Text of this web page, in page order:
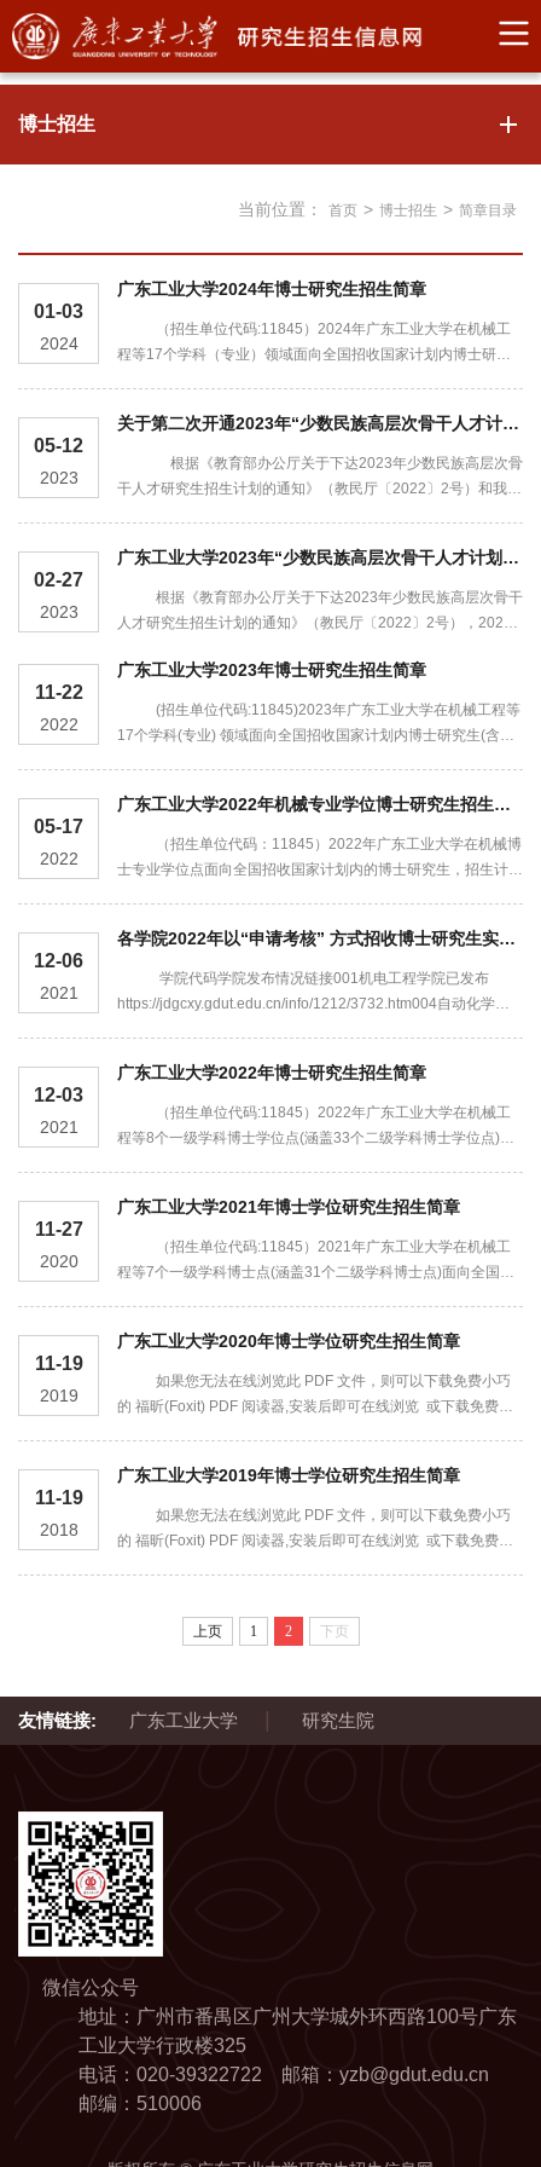
博士招生
当前位置： 首页 > 博士招生 > 简章目录
01-03
2024
广东工业大学2024年博士研究生招生简章
（招生单位代码:11845）2024年广东工业大学在机械工
程等17个学科（专业）领域面向全国招收国家计划内博士研究
宽广的基础理论和系统深入的专业知识，具有独立从事科学研究
工作的能力，在科学或专门技术上做出创造性成果的高级专门人
才。二、报考条件学术学位博士研究生采用直接攻博、硕博连读
05-12
2023
关于第二次开通2023年“少数民族高层次骨干人才计划”博士学位研究生招生报名系统的通知
根据《教育部办公厅关于下达2023年少数民族高层次骨
干人才研究生招生计划的通知》（教民厅〔2022〕2号）和我校
（yz.chsi.com.cn/bsbm）。 一、招生计划 “少数民族高层次
骨干人才研究生招生计划”（以下简称“骨干计划”）是国家定向培
养专项招生计划。2023年我校“骨干计划”博士研究生招生专业为
02-27
2023
广东工业大学2023年“少数民族高层次骨干人才计划”博士研究生招生简章
根据《教育部办公厅关于下达2023年少数民族高层次骨干
人才研究生招生计划的通知》（教民厅〔2022〕2号），2023
士学位研究生（专业学位）。一、招生计划 “少数民族高层次骨
干人才研究生招生计划”（以下简称“骨干计划”）是国家定向培养
专项招生计划。2023年我校计划招收“骨干计划”博士研究生6
全部考生...
11-22
2022
广东工业大学2023年博士研究生招生简章
(招生单位代码:11845)2023年广东工业大学在机械工程等
17个学科(专业) 领域面向全国招收国家计划内博士研究生(含学
理论和系统深入的专业知识，具有独立从事科学研究工作的能
力，在科学或专门技术上做出创造性成果的高级专门人才。二、
报考条件学术学位博士研究生采用直接攻博、硕博连读和申请考
05-17
2022
广东工业大学2022年机械专业学位博士研究生招生简章
（招生单位代码：11845）2022年广东工业大学在机械博
士专业学位点面向全国招收国家计划内的博士研究生，招生计划
育和践行社会主义核心价值观，培养在本领域掌握坚实宽广的理
论基础和系统深入的专门知识，熟悉相关工程领域的发展趋势与
前沿，具有战略性思维、创新性思维、系统性思维，以及丰富的
12-06
2021
各学院2022年以“申请考核” 方式招收博士研究生实施细则
学院代码学院发布情况链接001机电工程学院已发布
https://jdgcxy.gdut.edu.cn/info/1212/3732.htm004自动化学院
https://qghgxy.gdut.edu.cn/info/1181/18099.htm008管理学院已
发布https://glxy.gdut.edu.cn/info/1091/16381.htm002材料与能
源学院已发布https://clnyxy.gdut.edu.cn/info/1012/6306.htm003
12-03
2021
广东工业大学2022年博士研究生招生简章
（招生单位代码:11845）2022年广东工业大学在机械工
程等8个一级学科博士学位点(涵盖33个二级学科博士学位点)面
列的博士、硕士学位授权点名单的通知》（学位〔2021〕14
号），学校获批增列机械博士专业学位点、计算机科学与技术一
级学科博士学位点，机械博士专业学位点招生工作将按照上级主
11-27
2020
广东工业大学2021年博士学位研究生招生简章
（招生单位代码:11845）2021年广东工业大学在机械工
程等7个一级学科博士点(涵盖31个二级学科博士点)面向全国招
的基础理论和系统深入的专业知识，具有独立从事科学研究工作
的能力，在科学或专门技术上做出创造性成果的高级专门人才。
二、报考条件博士研究生招生分为直接攻博、硕博连读、申请考
11-19
2019
广东工业大学2020年博士学位研究生招生简章
如果您无法在线浏览此 PDF 文件，则可以下载免费小巧
的 福昕(Foxit) PDF 阅读器,安装后即可在线浏览 或下载免费的
11-19
2018
广东工业大学2019年博士学位研究生招生简章
如果您无法在线浏览此 PDF 文件，则可以下载免费小巧
的 福昕(Foxit) PDF 阅读器,安装后即可在线浏览 或下载免费的
上页 1 2 下页
友情链接: 广东工业大学 研究生院
微信公众号
地址：广州市番禺区广州大学城外环西路100号广东
工业大学行政楼325
电话：020-39322722 邮箱：yzb@gdut.edu.cn
邮编：510006